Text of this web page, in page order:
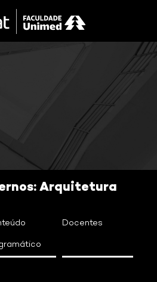
Arquitetura
Docentes